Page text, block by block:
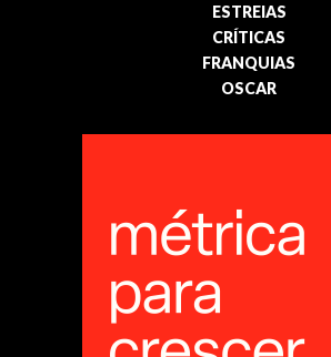
ESTREIAS
CRÍTICAS
FRANQUIAS
OSCAR